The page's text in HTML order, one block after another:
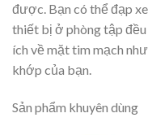
được. Bạn có thể đạp
thiết bị ở phòng tập
ích về mặt tim mạch
khớp của bạn.
Sản phẩm khuyên dùng